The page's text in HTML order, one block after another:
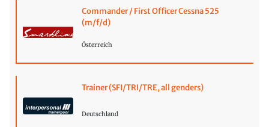
Commander / First Officer Cessna 525
(m/f/d)
Österreich
Trainer (SFI/TRI/TRE, all genders)
Deutschland